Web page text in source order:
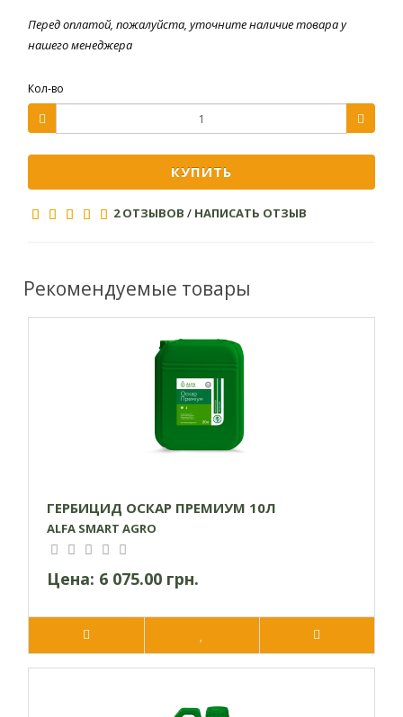
Культура
Соя
Однолетние
двудольные и
злаковые сорняки
0,5-0,7
Препараты с идентичным действующим веществом
Однолетние
Однолетние
злаковые сорняки
0,5-0,7
Однолетние
двудольные и
некоторые
злаковые сорняки
Картофель
некоторые
Преимущества
Усовершенствованная формуляция препарата.
Перед оплатой, пожалуйста, уточните наличие товара у
нашего менеджера
Кол-во
КУПИТЬ
2 ОТЗЫВОВ / НАПИСАТЬ ОТЗЫВ
Рекомендуемые товары
ГЕРБИЦИД ОСКАР ПРЕМИУМ 10Л
ALFA SMART AGRO
Цена: 6 075.00 грн.